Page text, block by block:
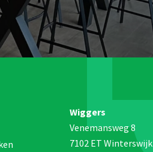
Wiggers
Venemansweg 8
7102 ET Winterswijk